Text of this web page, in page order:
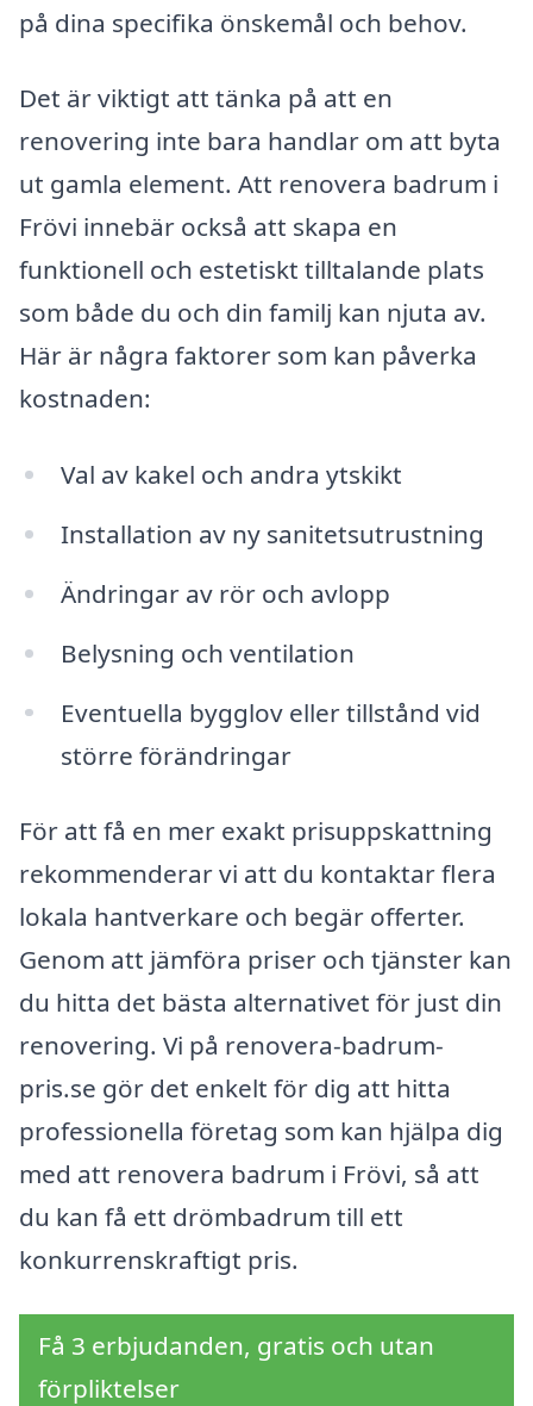
på dina specifika önskemål och behov.
Det är viktigt att tänka på att en
renovering inte bara handlar om att byta
ut gamla element. Att renovera badrum i
Frövi innebär också att skapa en
funktionell och estetiskt tilltalande plats
som både du och din familj kan njuta av.
Här är några faktorer som kan påverka
kostnaden:
Val av kakel och andra ytskikt
Installation av ny sanitetsutrustning
Ändringar av rör och avlopp
Belysning och ventilation
Eventuella bygglov eller tillstånd vid
större förändringar
För att få en mer exakt prisuppskattning
rekommenderar vi att du kontaktar flera
lokala hantverkare och begär offerter.
Genom att jämföra priser och tjänster kan
du hitta det bästa alternativet för just din
renovering. Vi på renovera-badrum-
pris.se gör det enkelt för dig att hitta
professionella företag som kan hjälpa dig
med att renovera badrum i Frövi, så att
du kan få ett drömbadrum till ett
konkurrenskraftigt pris.
Få 3 erbjudanden, gratis och utan
förpliktelser